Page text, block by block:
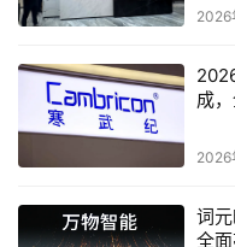
可以说，一直到今天，
这条基于用户思维的差
交易市场。帅初等一众
的早期用户。Gate.io的
前三名。
2026
成
2026
词
全